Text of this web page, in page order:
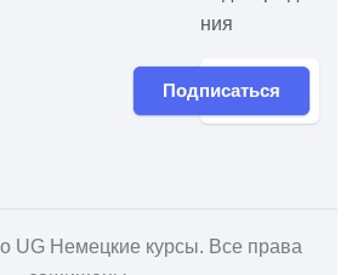
ния
Подписаться
UG Немецкие курсы. Все права